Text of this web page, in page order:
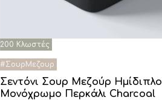
Σεντόνι Σουρ Μεζούρ Ημίδιπλο
Μονόχρωμο Περκάλι Charcoal